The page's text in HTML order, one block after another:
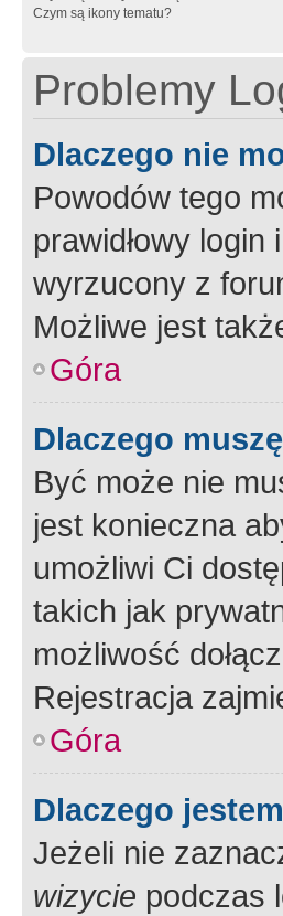
Czym są ikony tematu?
Problemy
Dlaczego nie
Powodów tego
prawidłowy login
wyrzucony z
Możliwe jest
Góra
Dlaczego
Być może nie
jest konieczna
umożliwi Ci
takich jak
możliwość
Rejestracja
Góra
Dlaczego
Jeżeli nie
wizycie podczas